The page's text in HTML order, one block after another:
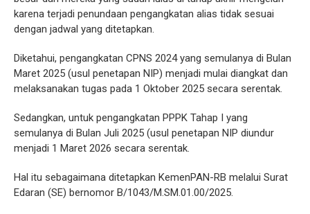
karena terjadi penundaan pengangkatan alias tidak sesuai
dengan jadwal yang ditetapkan.
Diketahui, pengangkatan CPNS 2024 yang semulanya di Bulan
Maret 2025 (usul penetapan NIP) menjadi mulai diangkat dan
melaksanakan tugas pada 1 Oktober 2025 secara serentak.
Sedangkan, untuk pengangkatan PPPK Tahap I yang
semulanya di Bulan Juli 2025 (usul penetapan NIP diundur
menjadi 1 Maret 2026 secara serentak.
Hal itu sebagaimana ditetapkan KemenPAN-RB melalui Surat
Edaran (SE) bernomor B/1043/M.SM.01.00/2025.